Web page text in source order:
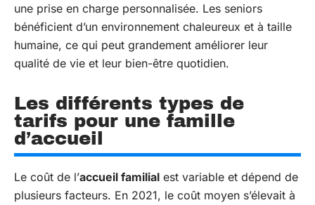
une prise en charge personnalisée. Les seniors
bénéficient d’un environnement chaleureux et à taille
humaine, ce qui peut grandement améliorer leur
qualité de vie et leur bien-être quotidien.
Les différents types de
tarifs pour une famille
d’accueil
Le coût de l’accueil familial est variable et dépend de
plusieurs facteurs. En 2021, le coût moyen s’élevait à